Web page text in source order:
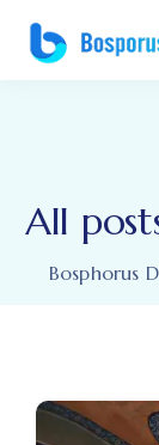
All
Bosphorus